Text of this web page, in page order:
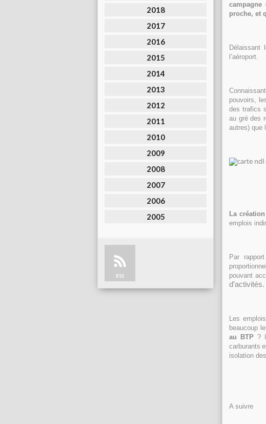
2018
2017
2016
2015
2014
2013
2012
2011
2010
2009
2008
2007
2006
2005
RSS
proche, et
Délaissant
l’aéroport.
pouvoirs,
des trafics
au gré des
autres) que
La
emplois
Par
pouvant
d’activités.
Les
beaucoup
au BTP ?
carburants
isolation
A suivre